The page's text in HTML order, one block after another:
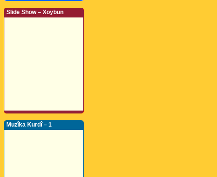
Slide Show – Xoybun
Muzîka Kurdî – 1